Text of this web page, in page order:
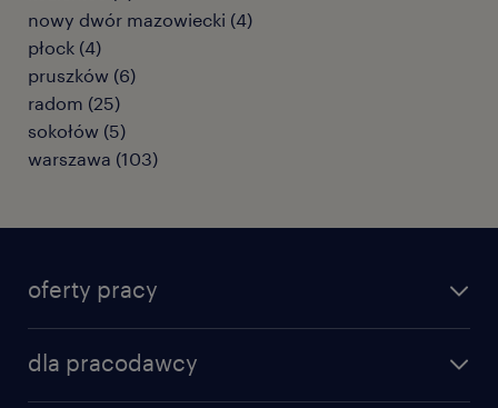
nowy dwór mazowiecki (4)
płock (4)
pruszków (6)
radom (25)
sokołów (5)
warszawa (103)
oferty pracy
specjalizacje
dla pracodawcy